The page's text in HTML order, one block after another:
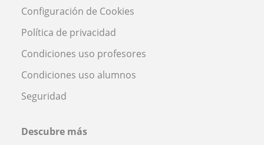
Configuración de Cookies
Política de privacidad
Condiciones uso profesores
Condiciones uso alumnos
Seguridad
Descubre más